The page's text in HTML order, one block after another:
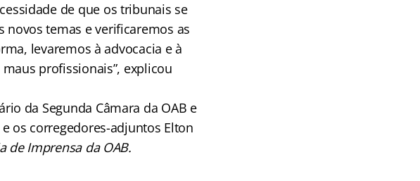
de que os tribunais se
temas e verificaremos as
levaremos à advocacia e à
profissionais”, explicou
da Segunda Câmara da OAB e
os corregedores-adjuntos Elton
de Imprensa da OAB.